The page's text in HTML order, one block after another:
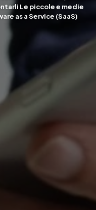
Le piccole e medie
as a Service (SaaS)